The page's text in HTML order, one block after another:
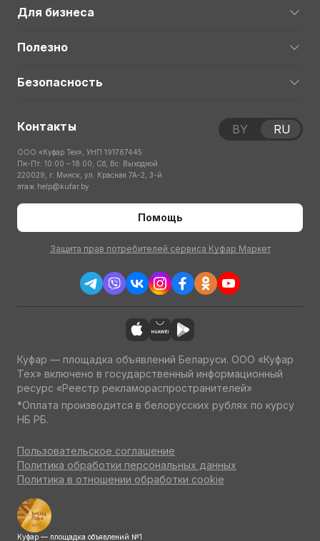
Для бизнеса
Полезно
Безопасность
Контакты
ООО «Куфар Тех», УНП 191767445
Пн-Пт: 10:00 – 18:00; Сб, Вс: Выходной
220029, г. Минск, ул. Красная 7А-2, 3-й
этаж help@kufar.by
Помощь
Защита прав потребителей сервиса Куфар Маркет
BY RU
Куфар — площадка объявлений Беларуси. ООО «Куфар
Тех» включено в государственный информационный
ресурс «Реестр рекламораспространителей»
*Оплата производится в белорусских рублях по курсу
НБ РБ.
Пользовательское соглашение
Политика обработки персональных данных
Политика в отношении обработки cookie
Куфар — площадка объявлений №1